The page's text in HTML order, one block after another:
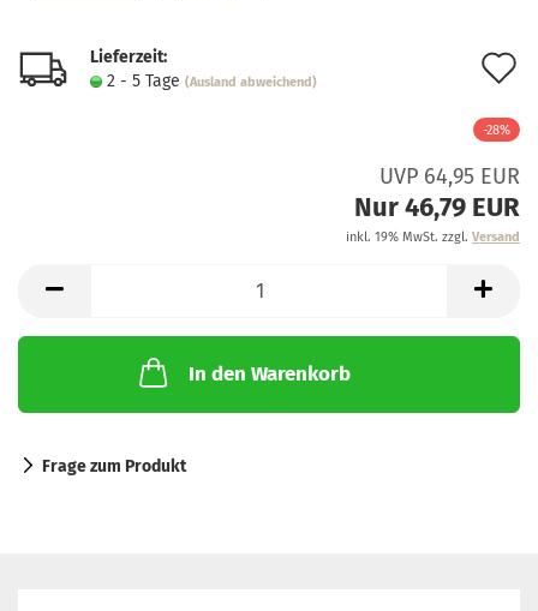
Lieferzeit:
2 - 5 Tage (Ausland abweichend)
-28%
UVP 64,95 EUR
Nur 46,79 EUR
inkl. 19% MwSt. zzgl. Versand
In den Warenkorb
Frage zum Produkt